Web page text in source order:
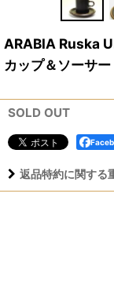
ARABIA Ruska
カップ＆ソーサー
SOLD OUT
返品特約に関する